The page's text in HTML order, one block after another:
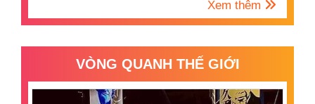
Xem thêm
VÒNG QUANH THẾ GIỚI